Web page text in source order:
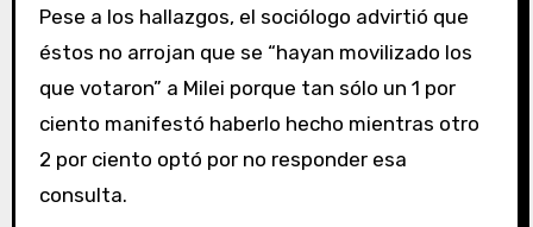
Pese a los hallazgos, el sociólogo advirtió que
éstos no arrojan que se “hayan movilizado los
que votaron” a Milei porque tan sólo un 1 por
ciento manifestó haberlo hecho mientras otro
2 por ciento optó por no responder esa
consulta.